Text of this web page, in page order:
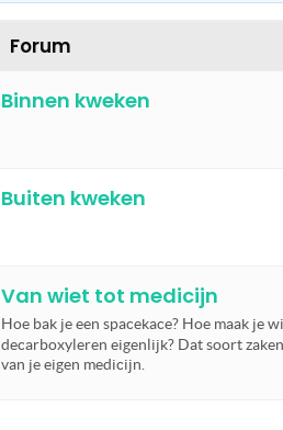
Forum
Binnen kweken
Buiten kweken
Van wiet tot medicijn
Hoe bak je een spacekace? Hoe maak je
decarboxyleren eigenlijk? Dat soort
van je eigen medicijn.